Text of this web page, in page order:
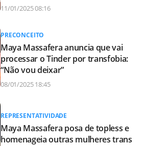
11/01/2025 08:16
PRECONCEITO
Maya Massafera anuncia que vai
processar o Tinder por transfobia:
“Não vou deixar”
08/01/2025 18:45
REPRESENTATIVIDADE
Maya Massafera posa de topless e
homenageia outras mulheres trans